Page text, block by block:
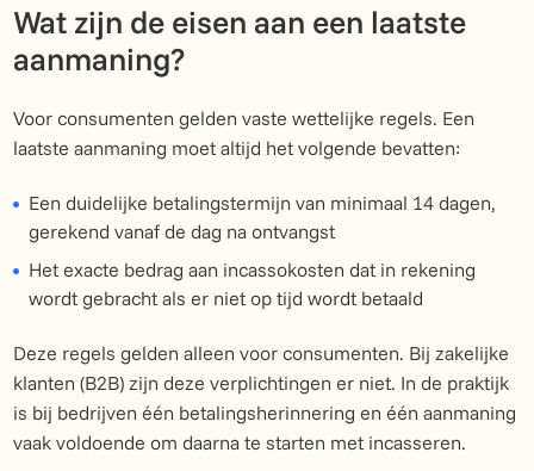
Wat zijn de eisen aan een laatste
aanmaning?
Voor consumenten gelden vaste wettelijke regels. Een
laatste aanmaning moet altijd het volgende bevatten:
Een duidelijke betalingstermijn van minimaal 14 dagen,
gerekend vanaf de dag na ontvangst
Het exacte bedrag aan incassokosten dat in rekening
wordt gebracht als er niet op tijd wordt betaald
Deze regels gelden alleen voor consumenten. Bij zakelijke
klanten (B2B) zijn deze verplichtingen er niet. In de praktijk
is bij bedrijven één betalingsherinnering en één aanmaning
vaak voldoende om daarna te starten met incasseren.